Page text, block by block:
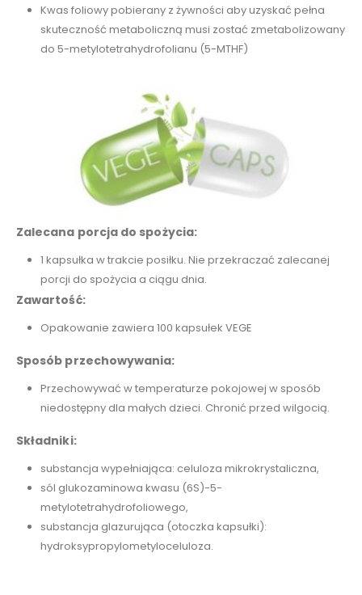
Kwas foliowy pobierany z żywności aby uzyskać pełna
skuteczność metaboliczną musi zostać zmetabolizowany
do 5-metylotetrahydrofolianu (5-MTHF)
Zalecana porcja do spożycia:
1 kapsułka w trakcie posiłku. Nie przekraczać zalecanej
porcji do spożycia a ciągu dnia.
Zawartość:
Opakowanie zawiera 100 kapsułek VEGE
Sposób przechowywania:
Przechowywać w temperaturze pokojowej w sposób
niedostępny dla małych dzieci. Chronić przed wilgocią.
Składniki:
substancja wypełniająca: celuloza mikrokrystaliczna,
sól glukozaminowa kwasu (6S)-5-
metylotetrahydrofoliowego,
substancja glazurująca (otoczka kapsułki):
hydroksypropylometyloceluloza.